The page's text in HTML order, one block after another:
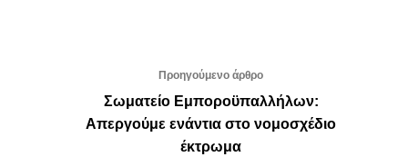
Προηγούμενο άρθρο
Σωματείο Εμποροϋπαλλήλων:
Απεργούμε ενάντια στο νομοσχέδιο
έκτρωμα